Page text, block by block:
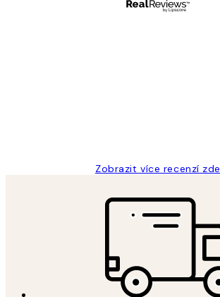
Zobrazit více recenzí zde